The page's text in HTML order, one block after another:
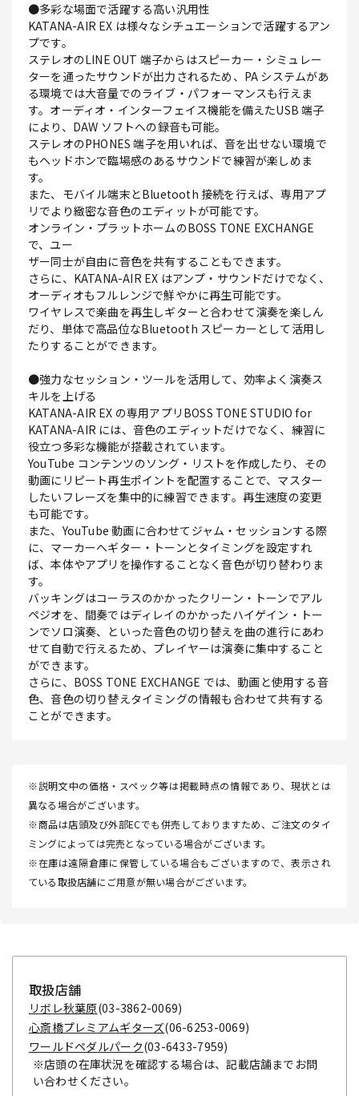
●多彩な場面で活躍する高い汎用性
KATANA-AIR EX は様々なシチュエーションで活躍するアン
プです。
ステレオのLINE OUT 端子からはスピーカー・シミュレー
ターを通ったサウンドが出力されるため、PA システムがあ
る環境では大音量でのライブ・パフォーマンスも行えま
す。オーディオ・インターフェイス機能を備えたUSB 端子
により、DAW ソフトへの録音も可能。
ステレオのPHONES 端子を用いれば、音を出せない環境で
もヘッドホンで臨場感のあるサウンドで練習が楽しめま
す。
また、モバイル端末とBluetooth 接続を行えば、専用アプ
リでより緻密な音色のエディットが可能です。
オンライン・プラットホームのBOSS TONE EXCHANGE
で、ユー
ザー同士が自由に音色を共有することもできます。
さらに、KATANA-AIR EX はアンプ・サウンドだけでなく、
オーディオもフルレンジで鮮やかに再生可能です。
ワイヤレスで楽曲を再生しギターと合わせて演奏を楽しん
だり、単体で高品位なBluetooth スピーカーとして活用し
たりすることができます。
●強力なセッション・ツールを活用して、効率よく演奏ス
キルを上げる
KATANA-AIR EX の専用アプリBOSS TONE STUDIO for
KATANA-AIR には、音色のエディットだけでなく、練習に
役立つ多彩な機能が搭載されています。
YouTube コンテンツのソング・リストを作成したり、その
動画にリピート再生ポイントを配置することで、マスター
したいフレーズを集中的に練習できます。再生速度の変更
も可能です。
また、YouTube 動画に合わせてジャム・セッションする際
に、マーカーへギター・トーンとタイミングを設定すれ
ば、本体やアプリを操作することなく音色が切り替わりま
す。
バッキングはコーラスのかかったクリーン・トーンでアル
ペジオを、間奏ではディレイのかかったハイゲイン・トー
ンでソロ演奏、といった音色の切り替えを曲の進行にあわ
せて自動で行えるため、プレイヤーは演奏に集中すること
ができます。
さらに、BOSS TONE EXCHANGE では、動画と使用する音
色、音色の切り替えタイミングの情報も合わせて共有する
ことができます。
※説明文中の価格・スペック等は掲載時点の情報であり、現状とは
異なる場合がございます。
※商品は店頭及び外部ECでも併売しておりますため、ご注文のタイ
ミングによっては完売となっている場合がございます。
※在庫は遠隔倉庫に保管している場合もございますので、表示され
ている取扱店舗にご用意が無い場合がございます。
取扱店舗
リボレ秋葉原(03-3862-0069)
心斎橋プレミアムギターズ(06-6253-0069)
ワールドペダルパーク(03-6433-7959)
※店頭の在庫状況を確認する場合は、記載店舗までお問
い合わせください。